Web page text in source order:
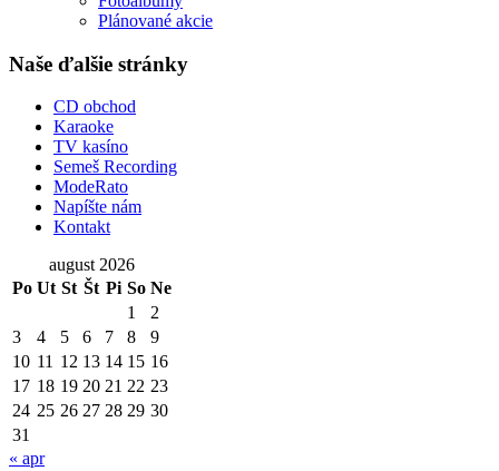
Plánované akcie
Naše ďalšie stránky
CD obchod
Karaoke
TV kasíno
Semeš Recording
ModeRato
Napíšte nám
Kontakt
august 2026
Po Ut St Št Pi So Ne
1
2
3
4 5 6 7 8
9
10 11 12 13 14 15 16
17 18 19 20 21 22 23
24 25 26 27 28 29 30
31
« apr